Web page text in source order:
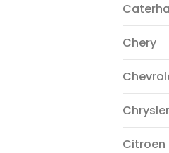
Chery
Chrysler
Citroen